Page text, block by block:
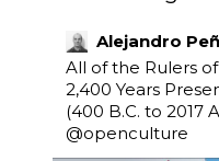
Alejandro
All of the Rulers
2,400 Years
(400 B.C. to 2017
@openculture